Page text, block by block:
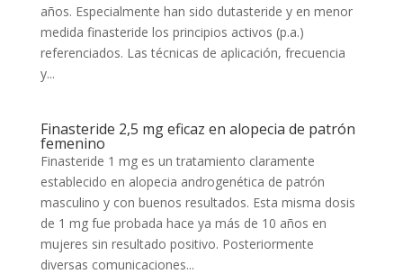
años. Especialmente han sido dutasteride y en menor
medida finasteride los principios activos (p.a.)
referenciados. Las técnicas de aplicación, frecuencia
y...
Finasteride 2,5 mg eficaz en alopecia de patrón
femenino
Finasteride 1 mg es un tratamiento claramente
establecido en alopecia androgenética de patrón
masculino y con buenos resultados. Esta misma dosis
de 1 mg fue probada hace ya más de 10 años en
mujeres sin resultado positivo. Posteriormente
diversas comunicaciones...